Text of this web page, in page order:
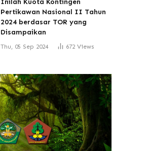
Inilah Kuota Kontingen
Pertikawan Nasional II Tahun
2024 berdasar TOR yang
Disampaikan
Thu, 05 Sep 2024 672 Views